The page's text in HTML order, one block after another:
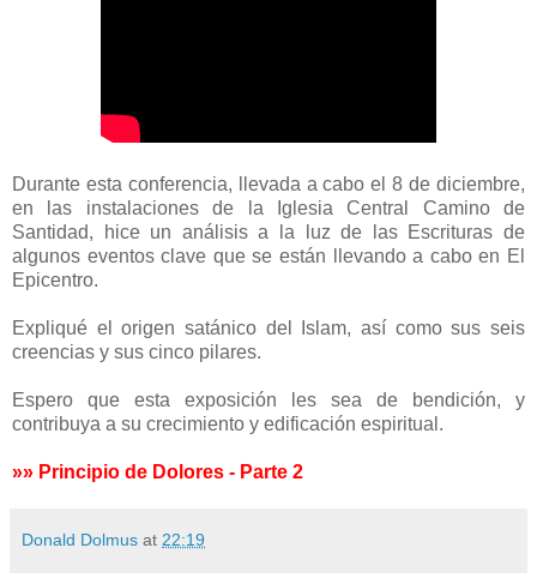
Durante esta conferencia, llevada a cabo el 8 de diciembre,
en las instalaciones de la Iglesia Central Camino de
Santidad, hice un análisis a la luz de las Escrituras de
algunos eventos clave que se están llevando a cabo en El
Epicentro.
Expliqué el origen satánico del Islam, así como sus seis
creencias y sus cinco pilares.
Espero que esta exposición les sea de bendición, y
contribuya a su crecimiento y edificación espiritual.
»» Principio de Dolores - Parte 2
Donald Dolmus at 22:19